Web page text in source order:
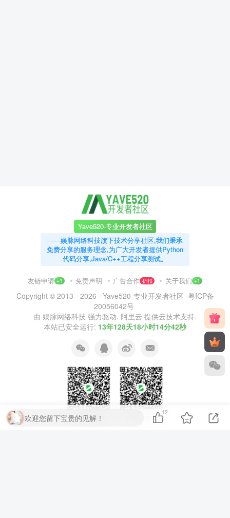
Yave520-专业开发者社区
——娱脉网络科技旗下技术分享社区,我们秉承
免费分享的服务理念,为广大开发者提供Python
代码分享,Java/C++工程分享测试。
友链申请 +1 免责声明 广告合作 折扣 关于我们 +1
Copyright © 2013 - 2026 · Yave520-专业开发者社区 ·粤ICP备
20056042号
由 娱脉网络科技 强力驱动. 阿里云 提供云技术支持.
本站已安全运行: 13年128天18小时14分42秒
扫码加QQ群 扫码加微信
欢迎您留下宝贵的见解！
12